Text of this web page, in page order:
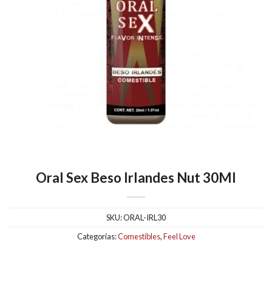
Oral Sex Beso Irlandes Nut 30Ml
SKU:ORAL-IRL30
Categorías:Comestibles,Feel Love